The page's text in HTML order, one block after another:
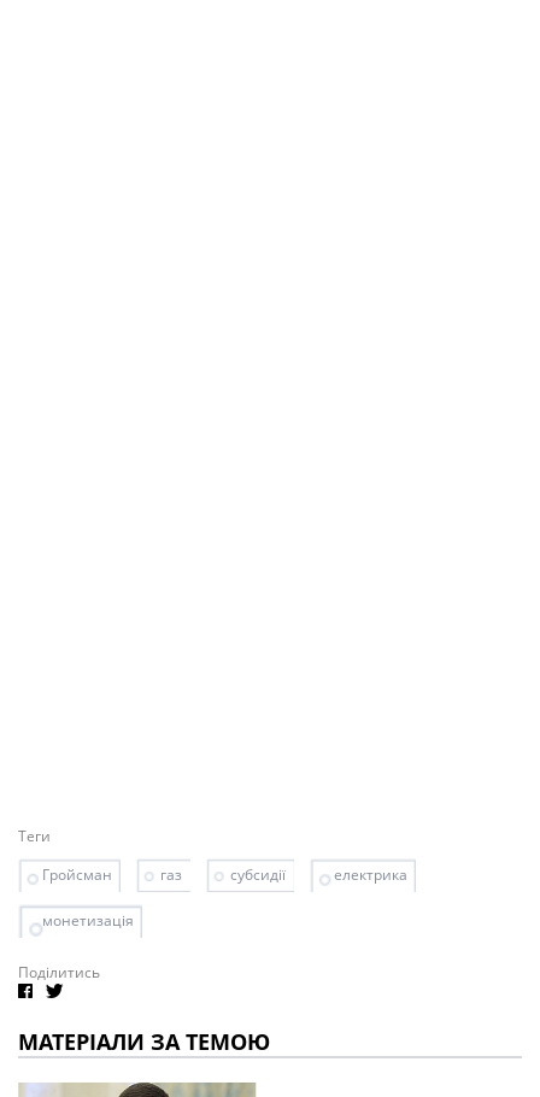
Теги
Гройсман
газ субсидії електрика
монетизація
Поділитись
МАТЕРІАЛИ ЗА ТЕМОЮ